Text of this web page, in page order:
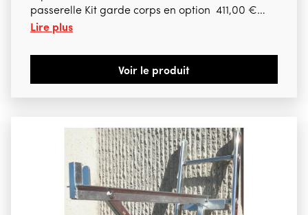
passerelle Kit garde corps en option 411,00 €
htva
Lire plus
Voir le produit